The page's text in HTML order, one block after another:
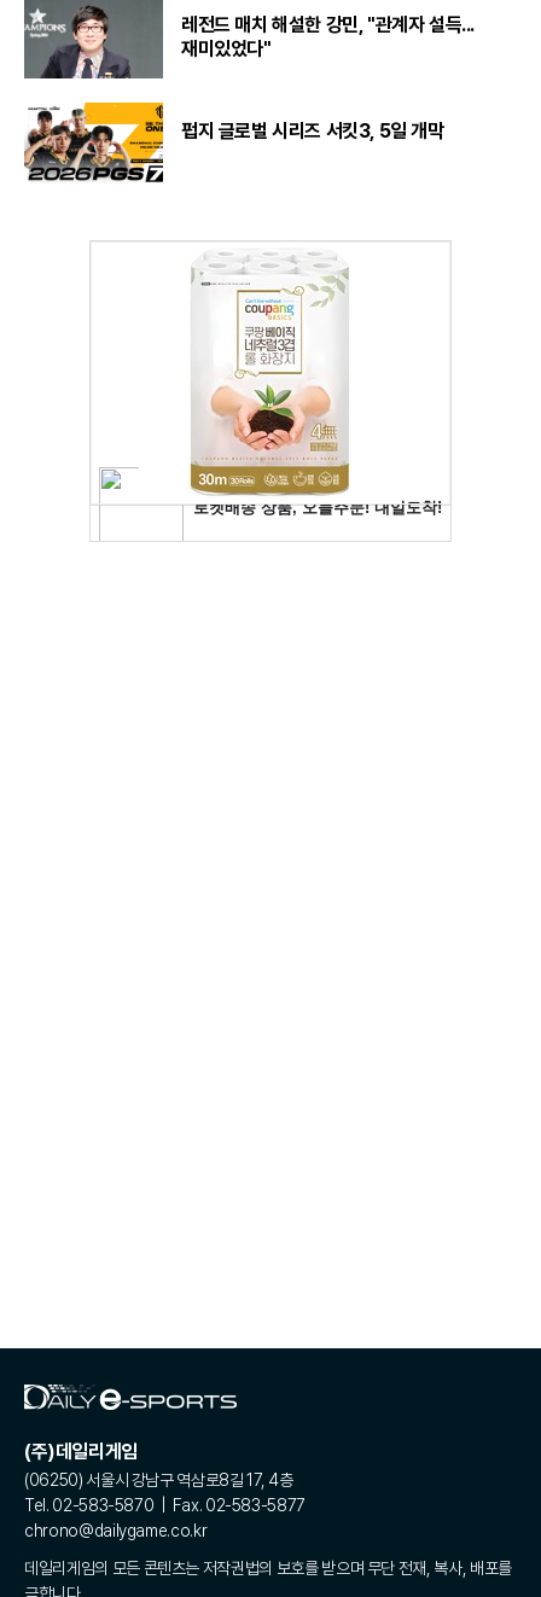
레전드 매치 해설한 강민, "관계자 설득...
재미있었다"
펍지 글로벌 시리즈 서킷3, 5일 개막
(주)데일리게임
(06250) 서울시 강남구 역삼로8길 17, 4층
Tel. 02-583-5870 | Fax. 02-583-5877
chrono@dailygame.co.kr
데일리게임의 모든 콘텐츠는 저작권법의 보호를 받으며 무단 전재, 복사, 배포를